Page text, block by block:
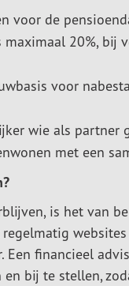
voor de
20%, bij
voor
wie als partner
met een
is het van
websites
financieel
bij te stellen,